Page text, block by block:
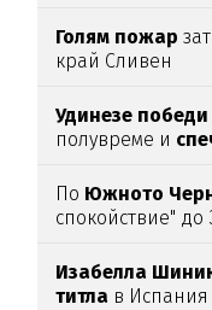
Голям пожар
край Сливен
Удинезе победи
полувреме и
По Южното
спокойствие" до
Изабелла
титла в Испания